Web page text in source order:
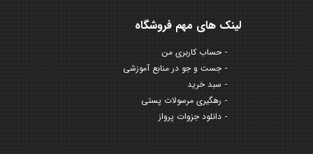
لینک های مهم فروشگاه
حساب کاربری من
جست و جو در منابع آموزشی
سبد خرید
رهگیری مرسولات پستی
دانلود جزوات پرواز